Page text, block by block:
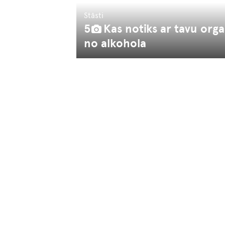
Stāsti
5
Kas notiks ar tavu
no alkohola